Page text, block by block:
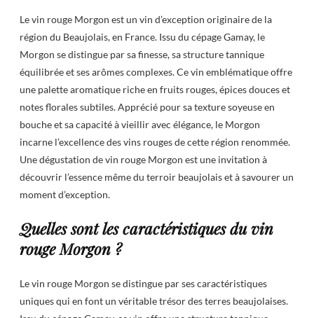
Le vin rouge Morgon est un vin d’exception originaire de la
région du Beaujolais, en France. Issu du cépage Gamay, le
Morgon se distingue par sa finesse, sa structure tannique
équilibrée et ses arômes complexes. Ce vin emblématique offre
une palette aromatique riche en fruits rouges, épices douces et
notes florales subtiles. Apprécié pour sa texture soyeuse en
bouche et sa capacité à vieillir avec élégance, le Morgon
incarne l’excellence des vins rouges de cette région renommée.
Une dégustation de vin rouge Morgon est une invitation à
découvrir l’essence même du terroir beaujolais et à savourer un
moment d’exception.
Quelles sont les caractéristiques du vin
rouge Morgon ?
Le vin rouge Morgon se distingue par ses caractéristiques
uniques qui en font un véritable trésor des terres beaujolaises.